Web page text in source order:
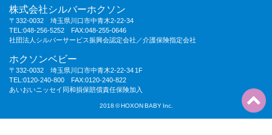
株式会社シルバーホクソン
〒332-0032 埼玉県川口市中青木2-22-34
TEL:048-256-5252 FAX:048-255-0646
社団法人シルバーサービス振興会認定会社／介護保険指定会社
ホクソンベビー
〒332-0032 埼玉県川口市中青木2-22-34 1F
TEL:0120-240-800 FAX:0120-240-822
あいおいニッセイ同和損保賠償責任保険加入
2018 © HOXON BABY Inc.